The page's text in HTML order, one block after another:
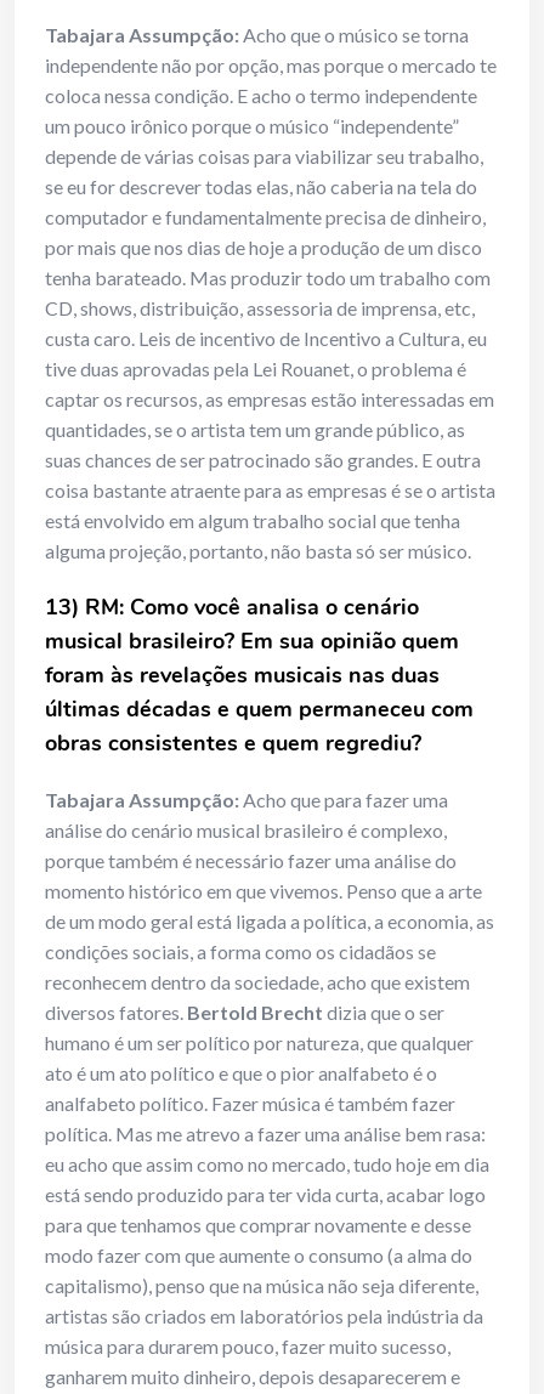
Tabajara Assumpção:Acho que o músico se torna
independente não por opção, mas porque o mercado te
coloca nessa condição. E acho o termo independente
um pouco irônico porque o músico “independente”
depende de várias coisas para viabilizar seu trabalho,
se eu for descrever todas elas, não caberia na tela do
computador e fundamentalmente precisa de dinheiro,
por mais que nos dias de hoje a produção de um disco
tenha barateado. Mas produzir todo um trabalho com
CD, shows, distribuição, assessoria de imprensa, etc,
custa caro. Leis de incentivo de Incentivo a Cultura, eu
tive duas aprovadas pela Lei Rouanet, o problema é
captar os recursos, as empresas estão interessadas em
quantidades, se o artista tem um grande público, as
suas chances de ser patrocinado são grandes. E outra
coisa bastante atraente para as empresas é se o artista
está envolvido em algum trabalho social que tenha
alguma projeção, portanto, não basta só ser músico.
13) RM: Como você analisa o cenário
musical brasileiro? Em sua opinião quem
foram às revelações musicais nas duas
últimas décadas e quem permaneceu com
obras consistentes e quem regrediu?
Tabajara Assumpção:Acho que para fazer uma
análise do cenário musical brasileiro é complexo,
porque também é necessário fazer uma análise do
momento histórico em que vivemos. Penso que a arte
de um modo geral está ligada a política, a economia, as
condições sociais, a forma como os cidadãos se
reconhecem dentro da sociedade, acho que existem
diversos fatores. Bertold Brecht dizia que o ser
humano é um ser político por natureza, que qualquer
ato é um ato político e que o pior analfabeto é o
analfabeto político. Fazer música é também fazer
política. Mas me atrevo a fazer uma análise bem rasa:
eu acho que assim como no mercado, tudo hoje em dia
está sendo produzido para ter vida curta, acabar logo
para que tenhamos que comprar novamente e desse
modo fazer com que aumente o consumo (a alma do
capitalismo), penso que na música não seja diferente,
artistas são criados em laboratórios pela indústria da
música para durarem pouco, fazer muito sucesso,
ganharem muito dinheiro, depois desaparecerem e